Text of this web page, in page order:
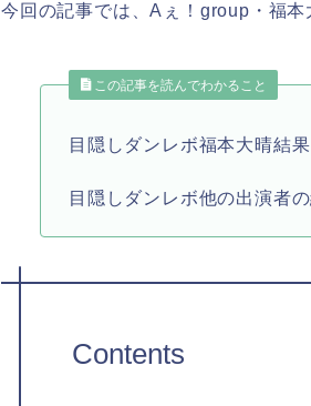
今回の記事では、Aぇ！group・福本
この記事を読んでわかること
目隠しダンレボ福本大晴結果
目隠しダンレボ他の出演者
Contents